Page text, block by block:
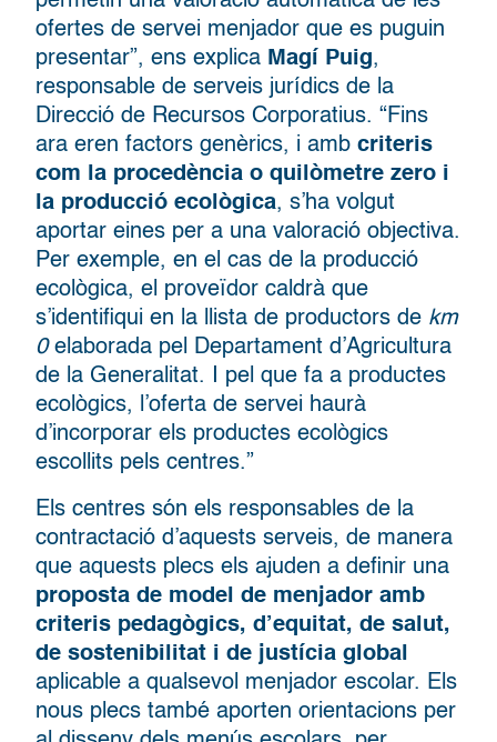
ofertes de servei menjador que es puguin
presentar”, ens explica Magí Puig,
responsable de serveis jurídics de la
Direcció de Recursos Corporatius. “Fins
ara eren factors genèrics, i amb criteris
com la procedència o quilòmetre zero i
la producció ecològica, s’ha volgut
aportar eines per a una valoració objectiva.
Per exemple, en el cas de la producció
ecològica, el proveïdor caldrà que
s’identifiqui en la llista de productors de km
0elaborada pel Departament d’Agricultura
de la Generalitat. I pel que fa a productes
ecològics, l’oferta de servei haurà
d’incorporar els productes ecològics
escollits pels centres.”
Els centres són els responsables de la
contractació d’aquests serveis, de manera
que aquests plecs els ajuden a definir una
proposta de model de menjador amb
criteris pedagògics, d’equitat, de salut,
de sostenibilitat i de justícia global
aplicable a qualsevol menjador escolar. Els
nous plecs també aporten orientacions per